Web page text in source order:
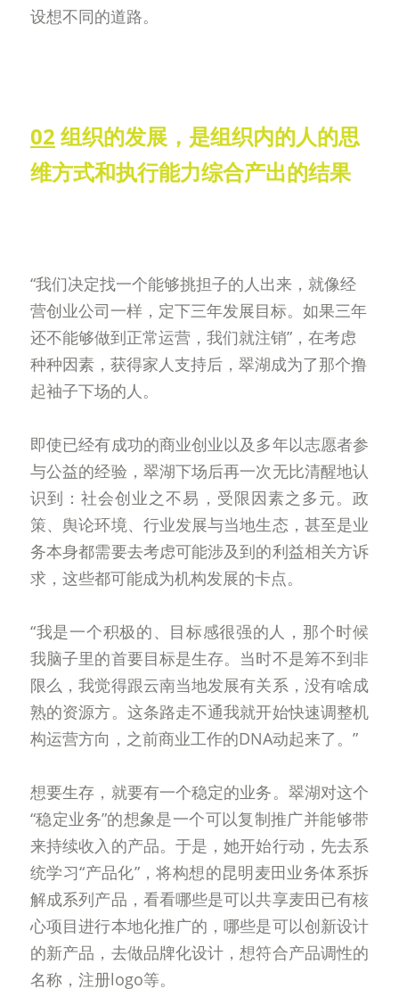
设想不同的道路。
02 组织的发展，是组织内的人的思
维方式和执行能力综合产出的结果
“我们决定找一个能够挑担子的人出来，就像经
营创业公司一样，定下三年发展目标。如果三年
还不能够做到正常运营，我们就注销”，在考虑
种种因素，获得家人支持后，翠湖成为了那个撸
起袖子下场的人。
即使已经有成功的商业创业以及多年以志愿者参
与公益的经验，翠湖下场后再一次无比清醒地认
识到：社会创业之不易，受限因素之多元。政
策、舆论环境、行业发展与当地生态，甚至是业
务本身都需要去考虑可能涉及到的利益相关方诉
求，这些都可能成为机构发展的卡点。
“我是一个积极的、目标感很强的人，那个时候
我脑子里的首要目标是生存。当时不是筹不到非
限么，我觉得跟云南当地发展有关系，没有啥成
熟的资源方。这条路走不通我就开始快速调整机
构运营方向，之前商业工作的DNA动起来了。”
想要生存，就要有一个稳定的业务。翠湖对这个
“稳定业务”的想象是一个可以复制推广并能够带
来持续收入的产品。于是，她开始行动，先去系
统学习“产品化”，将构想的昆明麦田业务体系拆
解成系列产品，看看哪些是可以共享麦田已有核
心项目进行本地化推广的，哪些是可以创新设计
的新产品，去做品牌化设计，想符合产品调性的
名称，注册logo等。